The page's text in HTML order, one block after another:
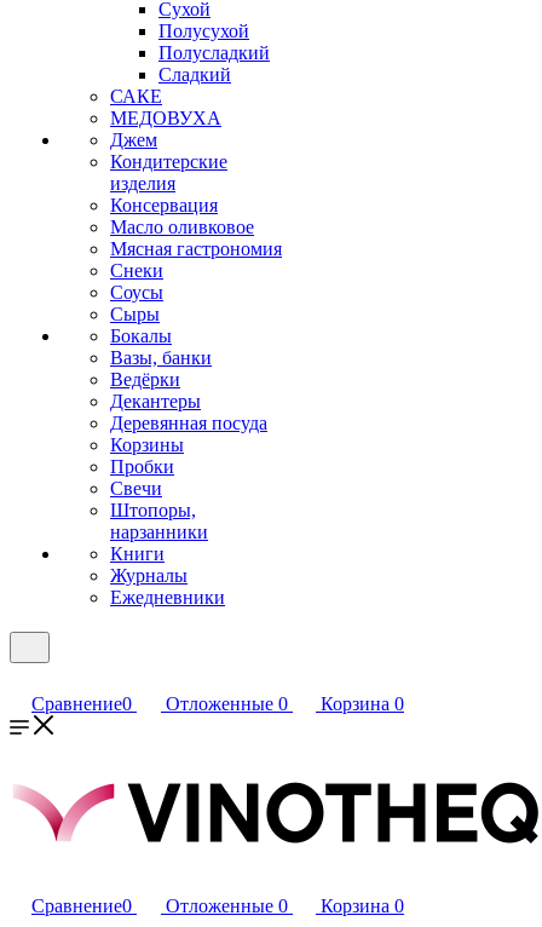
Сухой
Полусухой
Полусладкий
Сладкий
САКЕ
МЕДОВУХА
Джем
Кондитерские
изделия
Консервация
Масло оливковое
Мясная гастрономия
Снеки
Соусы
Сыры
Бокалы
Вазы, банки
Ведёрки
Декантеры
Деревянная посуда
Корзины
Пробки
Свечи
Штопоры,
нарзанники
Книги
Журналы
Ежедневники
Сравнение0 Отложенные 0 Корзина 0
Сравнение0 Отложенные 0 Корзина 0